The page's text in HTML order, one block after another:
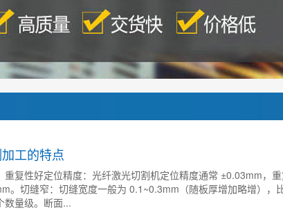
工的特点
重复性好定位精度：光纤激光切割机定位精度通常 ±0.03mm，
。切缝窄：切缝宽度一般为 0.1~0.3mm（随板厚增加略增），
数量级。断面...